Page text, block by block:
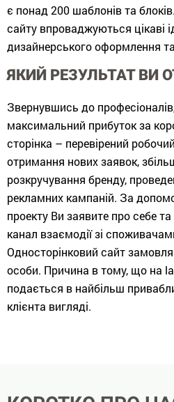
є понад 200 шаблонів та
сайту впроваджуються цікаві
дизайнерського оформлення
ЯКИЙ РЕЗУЛЬТАТ ВИ
Звернувшись до
максимальний прибуток за
сторінка – перевірений
отримання нових заявок,
розкручування бренду,
рекламних кампаній. За
проекту Ви заявите про себе
канал взаємодії зі
Односторінковий сайт
особи. Причина в тому, що на
подається в найбільш
клієнта вигляді.